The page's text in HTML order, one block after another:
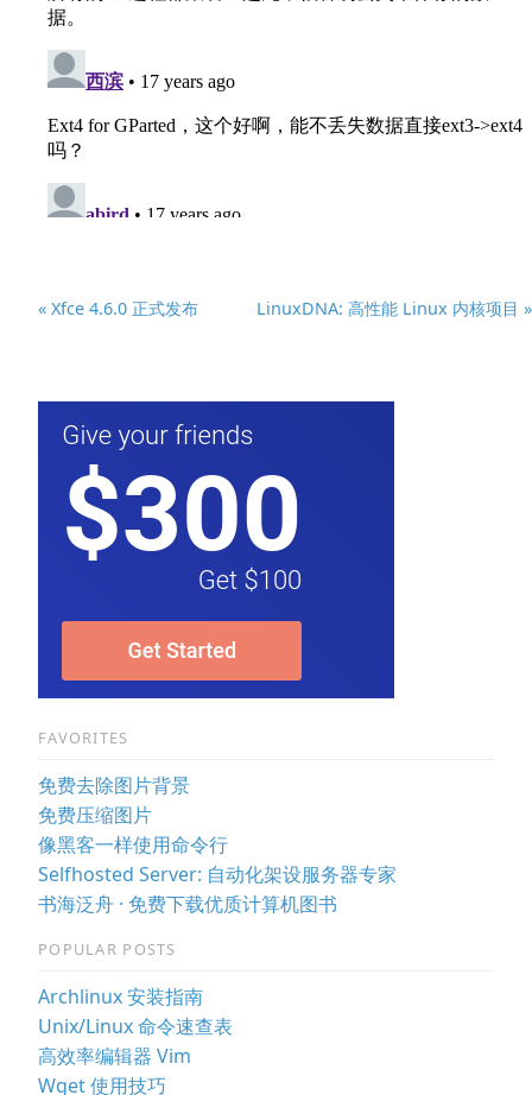
« Xfce 4.6.0 正式发布 LinuxDNA: 高性能 Linux 内核项目 »
FAVORITES
免费去除图片背景
免费压缩图片
像黑客一样使用命令行
Selfhosted Server: 自动化架设服务器专家
书海泛舟 · 免费下载优质计算机图书
POPULAR POSTS
Archlinux 安装指南
Unix/Linux 命令速查表
高效率编辑器 Vim
Wget 使用技巧